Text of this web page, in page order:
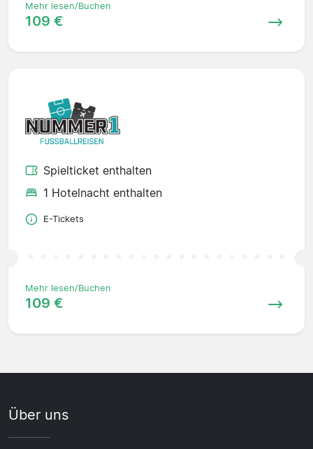
Mehr lesen/Buchen
109 €
Spielticket enthalten
1 Hotelnacht enthalten
E-Tickets
Mehr lesen/Buchen
109 €
Über uns